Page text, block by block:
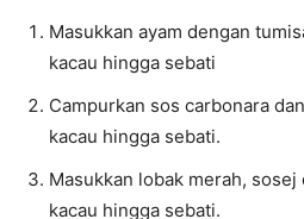
Masukkan ayam dengan
kacau hingga sebati
Campurkan sos carbonara
kacau hingga sebati.
Masukkan lobak merah, sosej
kacau hingga sebati.